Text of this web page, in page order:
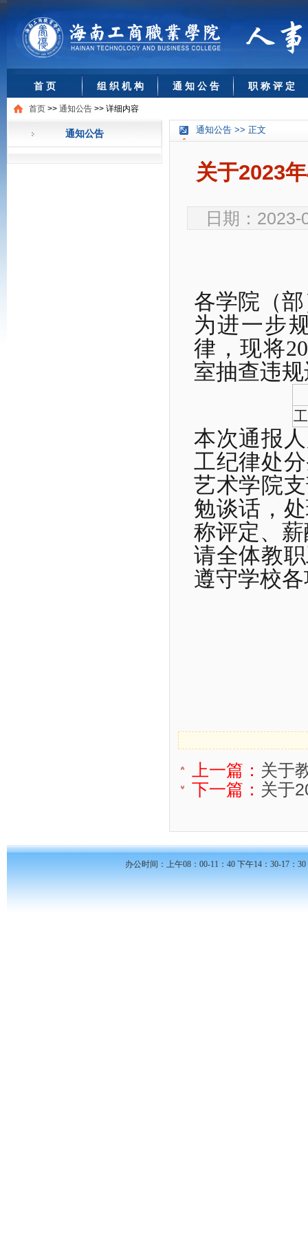
首 页 组 织 机 构 通 知 公 告 职 称 评 定
首页 >> 通知公告 >> 详细内容
通知公告 通知公告 >> 正文
关于2023
日期：
各学院（
为进一步
律，现将
室抽查违
本次通报
工纪律处
艺术学院
勉谈话，
称评定、
请全体教
遵守学校
上一篇： 关于
下一篇： 关于
办公时间：上午08：00-11：40 下午14：30-17：